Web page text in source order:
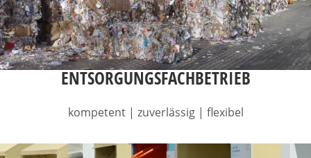
ENTSORGUNGSFACHBETRIEB
kompetent | zuverlässig | flexibel